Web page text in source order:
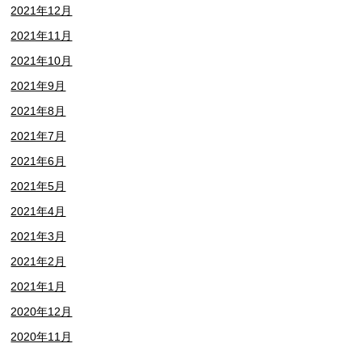
2021年12月
2021年11月
2021年10月
2021年9月
2021年8月
2021年7月
2021年6月
2021年5月
2021年4月
2021年3月
2021年2月
2021年1月
2020年12月
2020年11月